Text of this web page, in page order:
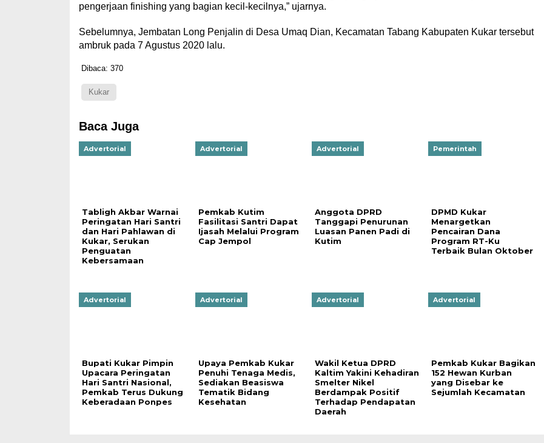
pengerjaan finishing yang bagian kecil-kecilnya,” ujarnya.
Sebelumnya, Jembatan Long Penjalin di Desa Umaq Dian, Kecamatan Tabang Kabupaten Kukar tersebut
ambruk pada 7 Agustus 2020 lalu.
Dibaca: 370
Kukar
Baca Juga
Advertorial
Tabligh Akbar Warnai
Peringatan Hari Santri
dan Hari Pahlawan di
Kukar, Serukan
Penguatan
Kebersamaan
Advertorial
Pemkab Kutim
Fasilitasi Santri Dapat
Ijasah Melalui Program
Cap Jempol
Advertorial
Anggota DPRD
Tanggapi Penurunan
Luasan Panen Padi di
Kutim
Pemerintah
DPMD Kukar
Menargetkan
Pencairan Dana
Program RT-Ku
Terbaik Bulan Oktober
Advertorial
Bupati Kukar Pimpin
Upacara Peringatan
Hari Santri Nasional,
Pemkab Terus Dukung
Keberadaan Ponpes
Advertorial
Upaya Pemkab Kukar
Penuhi Tenaga Medis,
Sediakan Beasiswa
Tematik Bidang
Kesehatan
Advertorial
Wakil Ketua DPRD
Kaltim Yakini Kehadiran
Smelter Nikel
Berdampak Positif
Terhadap Pendapatan
Daerah
Advertorial
Pemkab Kukar Bagikan
152 Hewan Kurban
yang Disebar ke
Sejumlah Kecamatan